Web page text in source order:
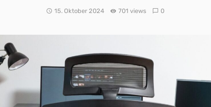
15. Oktober 2024 701 views 0